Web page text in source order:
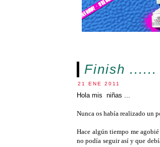
Finish ......
21 ENE 2011
Hola mis niñas ...
Nunca os había realizado un
Hace algún tiempo me
no podía seguir así y que